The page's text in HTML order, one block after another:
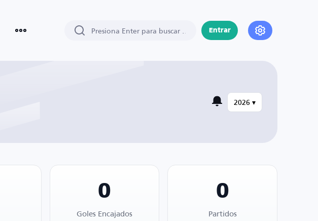
Entrar
2026 ▾
0
Goles Encajados
0
Partidos